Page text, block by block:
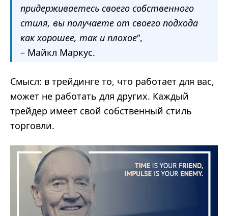
придерживаетесь своего собственного
стиля, вы получаете от своего подхода
как хорошее, так и плохое“,
– Майкл Маркус.
Смысл: в трейдинге то, что работает для вас,
может не работать для других. Каждый
трейдер имеет свой собственный стиль
торговли.